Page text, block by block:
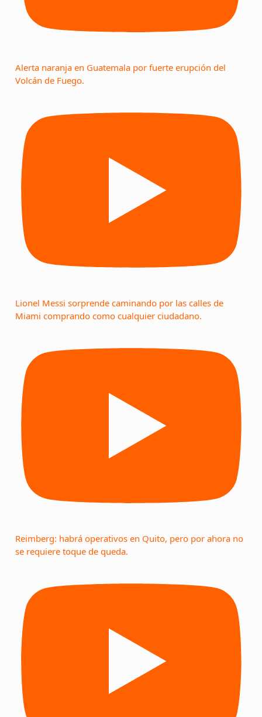
Alerta naranja en Guatemala por fuerte erupción del
Volcán de Fuego.
Lionel Messi sorprende caminando por las calles de
Miami comprando como cualquier ciudadano.
Reimberg: habrá operativos en Quito, pero por ahora no
se requiere toque de queda.